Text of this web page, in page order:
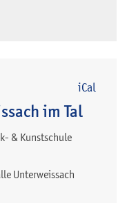
im Tal
& Kunstschule
Unterweissach
iCal